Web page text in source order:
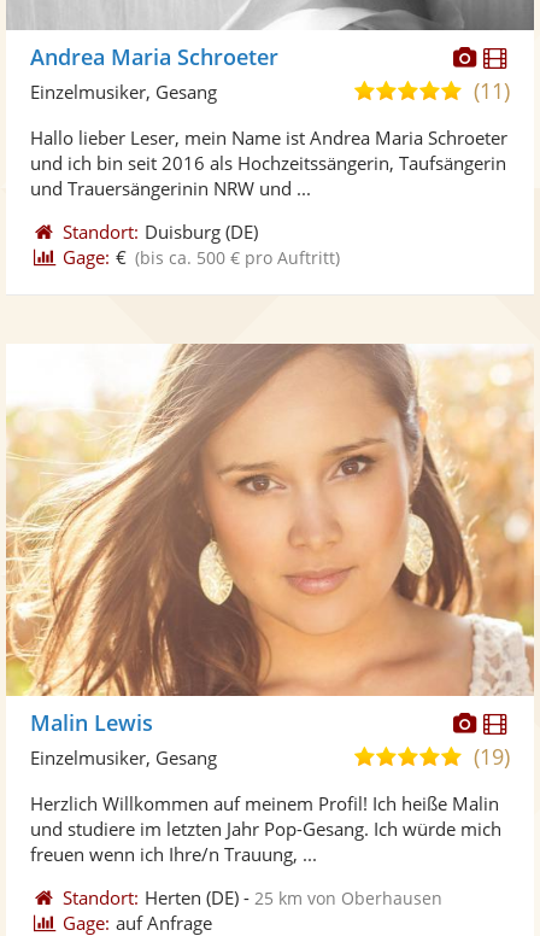
Fotos
Andrea Maria Schroeter
4,8
5
Sternen
(11)
Einzelmusiker, Gesang
Hallo lieber Leser, mein Name ist Andrea Maria Schroeter
und ich bin seit 2016 als Hochzeitssängerin, Taufsängerin
und Trauersängerinin NRW und ...
Standort: Duisburg (DE)
Gage: € (bis ca. 500 € pro Auftritt)
Fotos
Malin Lewis
5,0
5
(19)
Einzelmusiker, Gesang
Herzlich Willkommen auf meinem Profil! Ich heiße Malin
und studiere im letzten Jahr Pop-Gesang. Ich würde mich
freuen wenn ich Ihre/n Trauung, ...
Standort: Herten (DE) - 25 km von Oberhausen
Gage: auf Anfrage